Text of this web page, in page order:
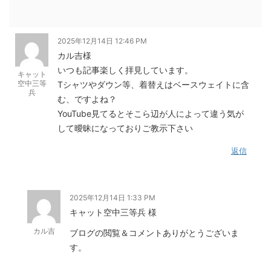
キャット
空中三等
兵
2025年12月14日 12:46 PM
カル吉様
いつも記事楽しく拝見しています。
Tシャツやダウン等、着替えはベースウェイトに含
む、ですよね？
YouTube見てるとそこら辺が人によって違う気が
して曖昧になっておりご教示下さい
返信
カル吉
2025年12月14日 1:33 PM
キャット空中三等兵 様
ブログの閲覧＆コメントありがとうございま
す。